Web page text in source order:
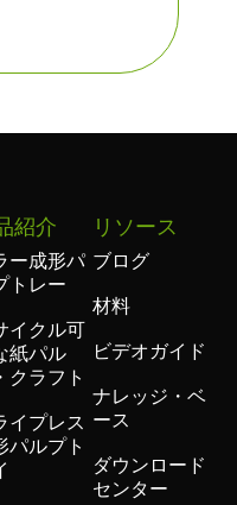
紹介
ー成形パ
トレー
イクル可
紙パル
クラフト
イプレス
パルプト
リソース
ブログ
材料
ビデオガイド
ナレッジ・ベ
ース
ダウンロード
センター